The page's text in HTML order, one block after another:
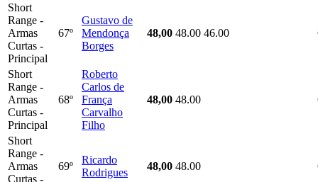
Short
Range -
Armas
Curtas -
Principal
67º
Gustavo de
Mendonça
Borges
48,00 48.00 46.00
Short
Range -
Armas
Curtas -
Principal
68º
Roberto
Carlos de
França
Carvalho
Filho
48,00 48.00
Short
Range -
Armas
Curtas -
69º
Ricardo
Rodrigues
48,00 48.00